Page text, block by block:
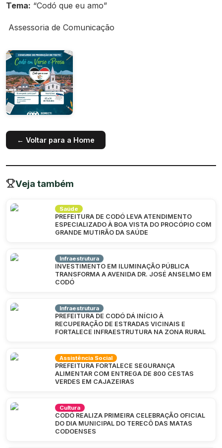
Tema: “Codó que eu amo”
Assessoria de Comunicação
← Voltar para a Home
Veja também
Saúde
PREFEITURA DE CODÓ LEVA ATENDIMENTO
ESPECIALIZADO À BOA VISTA DO PROCÓPIO COM
GRANDE MUTIRÃO DA SAÚDE
Infraestrutura
INVESTIMENTO EM ILUMINAÇÃO PÚBLICA
TRANSFORMA A AVENIDA DR. JOSÉ ANSELMO EM
CODÓ
Infraestrutura
PREFEITURA DE CODÓ DÁ INÍCIO À
RECUPERAÇÃO DE ESTRADAS VICINAIS E
FORTALECE INFRAESTRUTURA NA ZONA RURAL
Assistência Social
PREFEITURA FORTALECE SEGURANÇA
ALIMENTAR COM ENTREGA DE 800 CESTAS
VERDES EM CAJAZEIRAS
Cultura
CODÓ REALIZA PRIMEIRA CELEBRAÇÃO OFICIAL
DO DIA MUNICIPAL DO TERECÔ DAS MATAS
CODOENSES